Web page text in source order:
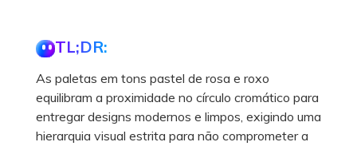
TL;DR:
As paletas em tons pastel de rosa e roxo
equilibram a proximidade no círculo cromático para
entregar designs modernos e limpos, exigindo uma
hierarquia visual estrita para não comprometer a